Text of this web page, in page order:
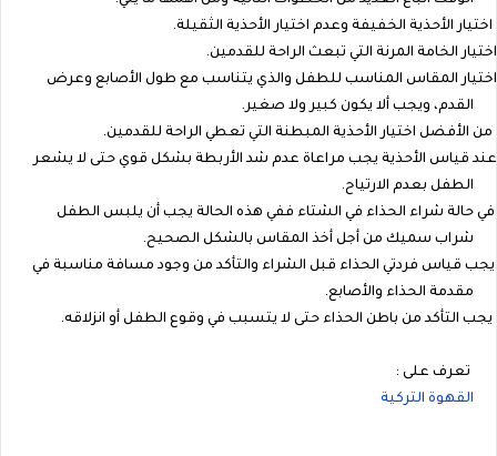
اختيار الأحذية الخفيفة وعدم اختيار الأحذية الثقيلة.
اختيار الخامة المرنة التي تبعث الراحة للقدمين.
اختيار المقاس المناسب للطفل والذي يتناسب مع طول الأصابع وعرض
القدم، ويجب ألا يكون كبير ولا صغير.
من الأفضل اختيار الأحذية المبطنة التي تعطي الراحة للقدمين.
عند قياس الأحذية يجب مراعاة عدم شد الأربطة بشكل قوي حتى لا يشعر
الطفل بعدم الارتياح.
في حالة شراء الحذاء في الشتاء ففي هذه الحالة يجب أن يلبس الطفل
شراب سميك من أجل أخذ المقاس بالشكل الصحيح.
يجب قياس فردتي الحذاء قبل الشراء والتأكد من وجود مسافة مناسبة في
مقدمة الحذاء والأصابع.
يجب التأكد من باطن الحذاء حتى لا يتسبب في وقوع الطفل أو انزلاقه.
تعرف على :
القهوة التركية